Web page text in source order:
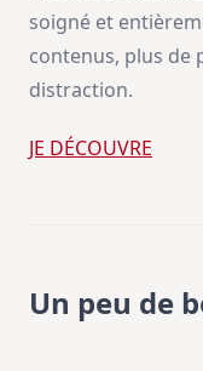
soigné et
contenus, plus de
distraction.
JE DÉCOUVRE
Un peu de